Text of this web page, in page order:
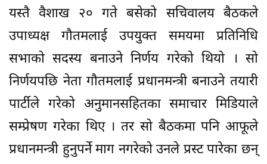
यस्तै वैशाख २० गते बसेको सचिवालय बैठकले
उपाध्यक्ष गौतमलाई उपयुक्त समयमा प्रतिनिधि
सभाको सदस्य बनाउने निर्णय गरेको थियो । सो
निर्णयपछि नेता गौतमलाई प्रधानमन्त्री बनाउने तयारी
पार्टीले गरेको अनुमानसहितका समाचार मिडियाले
सम्प्रेषण गरेका थिए । तर सो बैठकमा पनि आफूले
प्रधानमन्त्री हुनुपर्ने माग नगरेको उनले प्रस्ट पारेका छन्